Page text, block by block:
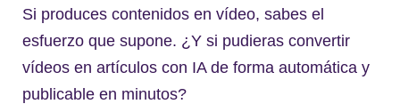
Si produces contenidos en vídeo, sabes el
esfuerzo que supone. ¿Y si pudieras convertir
vídeos en artículos con IA de forma automática y
publicable en minutos?